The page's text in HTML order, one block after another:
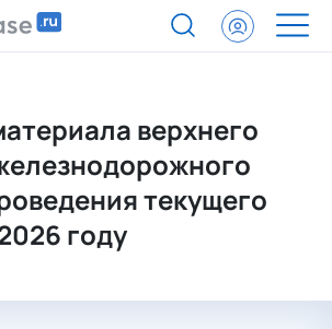
верхнего
текущего
году